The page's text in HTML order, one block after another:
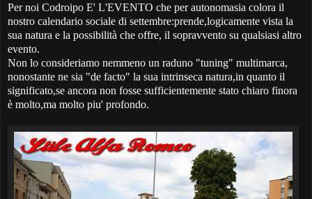
Per noi Codroipo E' L'EVENTO che per autonomasia colora il
nostro calendario sociale di settembre:prende,logicamente vista la
sua natura e la possibilità che offre, il sopravvento su qualsiasi altro
evento.
Non lo consideriamo nemmeno un raduno "tuning" multimarca,
nonostante ne sia "de facto" la sua intrinseca natura,in quanto il
significato,se ancora non fosse sufficientemente stato chiaro finora
è molto,ma molto piu' profondo.